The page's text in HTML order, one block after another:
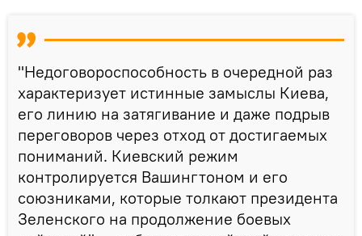
"Недоговороспособность в очередной раз
характеризует истинные замыслы Киева,
его линию на затягивание и даже подрыв
переговоров через отход от достигаемых
пониманий. Киевский режим
контролируется Вашингтоном и его
союзниками, которые толкают президента
Зеленского на продолжение боевых